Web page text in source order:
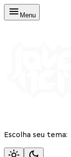
Menu
Escolha seu tema: